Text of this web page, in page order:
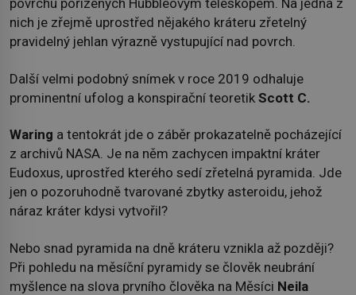
povrchu pořízených Hubbleovým teleskopem. Na jedná z
nich je zřejmě uprostřed nějakého kráteru zřetelný
pravidelný jehlan výrazně vystupující nad povrch.
Další velmi podobný snímek v roce 2019 odhaluje
prominentní ufolog a konspirační teoretik Scott C.
Waring a tentokrát jde o záběr prokazatelně pocházející
z archivů NASA. Je na něm zachycen impaktní kráter
Eudoxus, uprostřed kterého sedí zřetelná pyramida. Jde
jen o pozoruhodně tvarované zbytky asteroidu, jehož
náraz kráter kdysi vytvořil?
Nebo snad pyramida na dně kráteru vznikla až později?
Při pohledu na měsíční pyramidy se člověk neubrání
myšlence na slova prvního člověka na Měsíci Neila